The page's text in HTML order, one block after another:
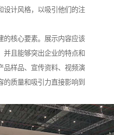
设计风格，以吸引他们的注
的核心要素。展示内容应该
并且能够突出企业的特点和
品样品、宣传资料、视频演
的质量和吸引力直接影响到